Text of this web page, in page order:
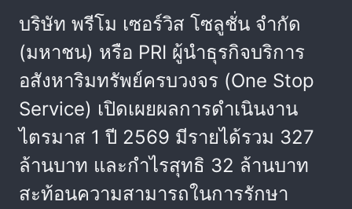
บริษัท พรีโม เซอร์วิส โซลูชั่น จำกัด
(มหาชน) หรือ PRI ผู้นำธุรกิจบริการ
อสังหาริมทรัพย์ครบวงจร (One Stop
Service) เปิดเผยผลการดำเนินงาน
ไตรมาส 1 ปี 2569 มีรายได้รวม 327
ล้านบาท และกำไรสุทธิ 32 ล้านบาท
สะท้อนความสามารถในการรักษา